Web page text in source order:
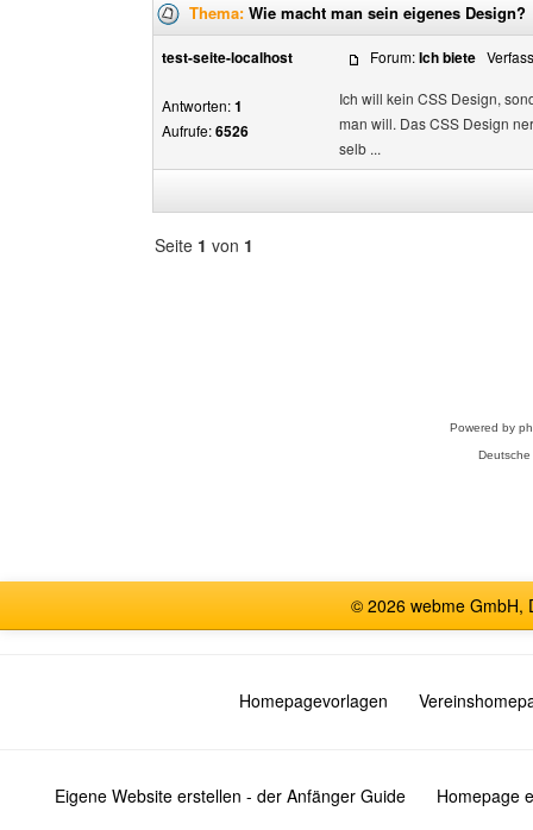
Thema: Wie macht man sein eigenes Design?
test-seite-localhost
Antworten:1
Aufrufe:6526
Forum:Ich biete
Ich will kein CSS Design,
man will. Das CSS Design
selb ...
Seite 1 von 1
Powered by
© 2026 webme GmbH,
Homepagevorlagen
Eigene Website erstellen - der Anfänger Guide Homepage